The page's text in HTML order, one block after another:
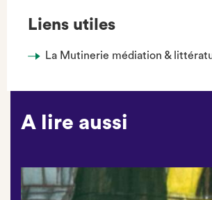
Liens utiles
La Mutinerie médiation &
A lire aussi